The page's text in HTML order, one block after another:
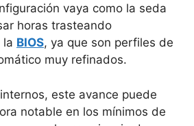
vaya como la seda
horas trasteando
la BIOS, ya que son perfiles de
muy refinados.
este avance puede
notable en los mínimos de